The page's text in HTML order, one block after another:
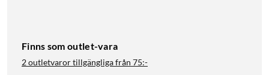
Finns som outlet-vara
2 outletvaror tillgängliga från 75:-